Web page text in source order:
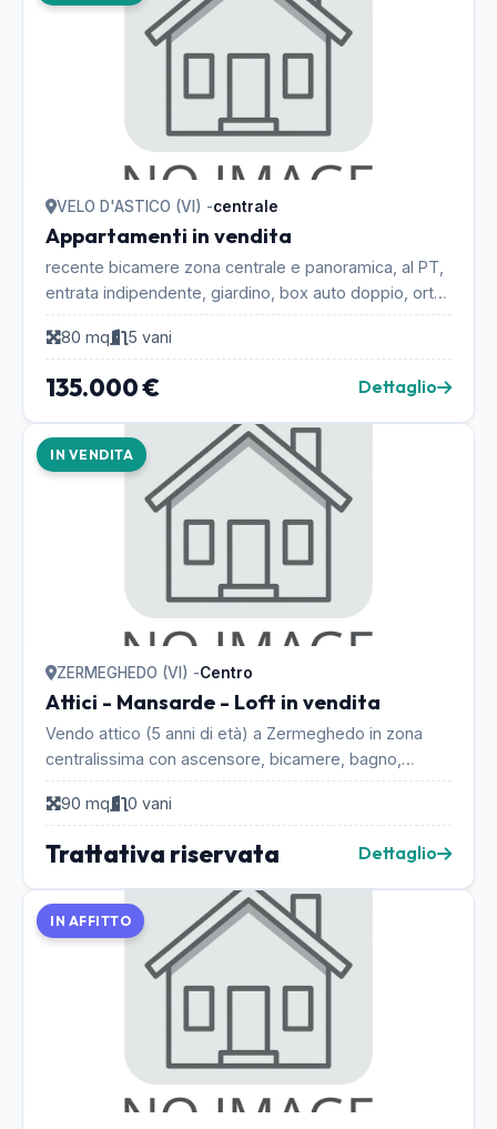
VELO D'ASTICO (VI) -centrale
Appartamenti in vendita
recente bicamere zona centrale e panoramica, al PT,
entrata indipendente, giardino, box auto doppio, orto,
posto macchina esterno di proprietà...
80 mq
5 vani
135.000 € Dettaglio
IN VENDITA
ZERMEGHEDO (VI) -Centro
Attici - Mansarde - Loft in vendita
Vendo attico (5 anni di età) a Zermeghedo in zona
centralissima con ascensore, bicamere, bagno,
soggiorno più cucina, 2 poggioli, garage (2 posti
auto...
90 mq 0 vani
Trattativa riservata Dettaglio
IN AFFITTO